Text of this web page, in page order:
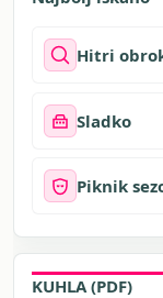
Hitri
Sladko
Piknik
KUHLA (PDF)